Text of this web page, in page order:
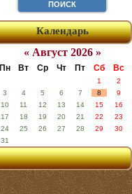
Календарь
« Август 2026 »
Пн Вт Ср Чт Пт Сб Вс
1
2
3
4 5 6 7 8
9
10
11 12 13 14 15
16
17
18 19 20 21 22
23
24
25 26 27 28 29
30
31